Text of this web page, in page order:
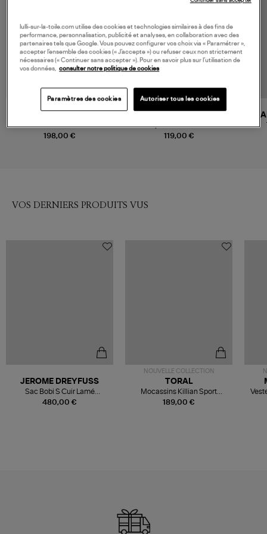
198,00 €
Blouse Boho Floral Scarf Navy
Blue
119,00 €
Top Alexandrie Noir
VOS DERNIERS PRODUITS VUS
480,00 €
JEROME DREYFUSS
Sac Bobi S Cuir Lamé
Champagne
NOUVELLE COLLECTION
189,00 €
TORAL
Mocassins Killian Sport
Mousse
lulli-sur-la-toile.com utilise des cookies et technologies similaires à des fins de
performance, personnalisation, publicité et analyses, en collaboration avec des
partenaires tels que Google. Vous pouvez configurer vos choix via « Paramétrer »,
accepter l’ensemble des cookies (« J’accepte ») ou refuser ceux non strictement
nécessaires (« Continuer sans accepter »). Pour en savoir plus sur l’utilisation de
vos données, consulter notre politique de cookies
Paramètres des cookies Autoriser tous les cookies